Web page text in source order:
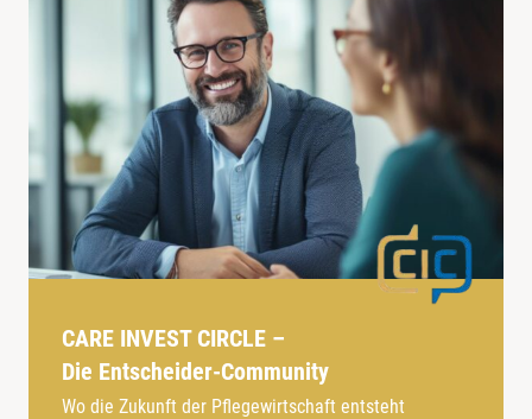
CARE INVEST CIRCLE –
Die Entscheider-Community
Wo die Zukunft der Pflegewirtschaft entsteht